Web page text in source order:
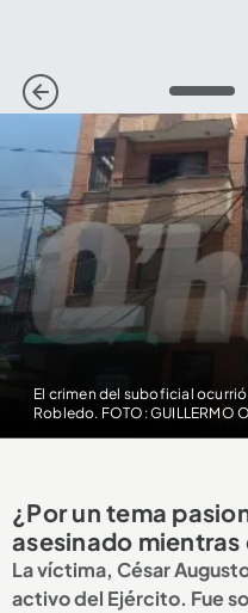
1
El crimen del suboficial
Robledo. FOTO: GUILLERMO
¿Por un tema
asesinado
La víctima, César
activo del Ejército. Fue